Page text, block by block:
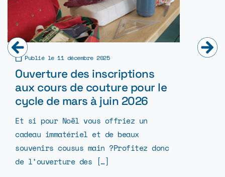
Publié le 11 décembre 2025
Ouverture des inscriptions
aux cours de couture pour le
cycle de mars à juin 2026
Et si pour Noël vous offriez un
cadeau immatériel et de beaux
souvenirs cousus main ?Profitez donc
de l’ouverture des […]
Publié